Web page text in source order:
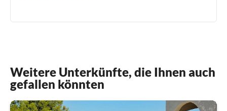
Weitere Unterkünfte, die Ihnen auch
gefallen könnten